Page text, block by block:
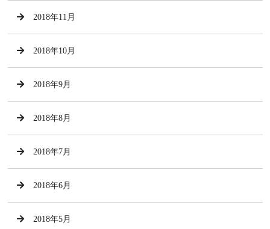
2018年11月
2018年10月
2018年9月
2018年8月
2018年7月
2018年6月
2018年5月